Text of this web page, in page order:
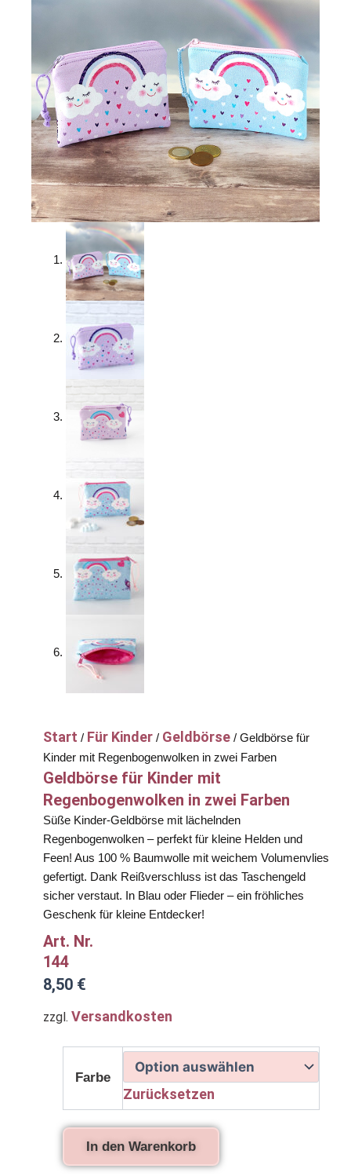
Start / Für Kinder / Geldbörse / Geldbörse für
Kinder mit Regenbogenwolken in zwei Farben
Geldbörse für Kinder mit
Regenbogenwolken in zwei Farben
Süße Kinder-Geldbörse mit lächelnden
Regenbogenwolken – perfekt für kleine Helden und
Feen! Aus 100 % Baumwolle mit weichem Volumenvlies
gefertigt. Dank Reißverschluss ist das Taschengeld
sicher verstaut. In Blau oder Flieder – ein fröhliches
Geschenk für kleine Entdecker!
Art. Nr.
144
8,50 €
zzgl. Versandkosten
Farbe
Zurücksetzen
Geldbörse
Kinder
Regenbogenwolken
in
Farben
In den Warenkorb